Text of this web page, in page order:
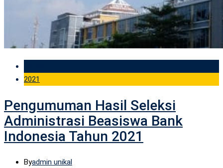
2021
Pengumuman Hasil Seleksi
Administrasi Beasiswa Bank
Indonesia Tahun 2021
Byadmin unikal